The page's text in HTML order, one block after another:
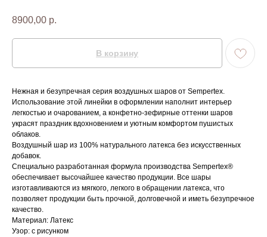
8900,00 р.
В корзину
Нежная и безупречная серия воздушных шаров от Sempertex.
Использование этой линейки в оформлении наполнит интерьер
легкостью и очарованием, а конфетно-зефирные оттенки шаров
украсят праздник вдохновением и уютным комфортом пушистых
облаков.
Воздушный шар из 100% натурального латекса без искусственных
добавок.
Специально разработанная формула производства Sempertex®
обеспечивает высочайшее качество продукции. Все шары
изготавливаются из мягкого, легкого в обращении латекса, что
позволяет продукции быть прочной, долговечной и иметь безупречное
качество.
Материал: Латекс
Узор: с рисунком